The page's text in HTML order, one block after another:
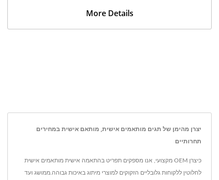
More Details
יצרן מהימן של תגים מותאמים אישית, מותאם אישית במחירים
תחרותיים
כיצרן OEM מקצועי, אנו מספקים תפריט בהתאמה אישית מותאמים אישית
לחלוטין ללקוחות גלובליים הזקוקים למוצרי מיתוג באיכות גבוהה.ממושג ועד